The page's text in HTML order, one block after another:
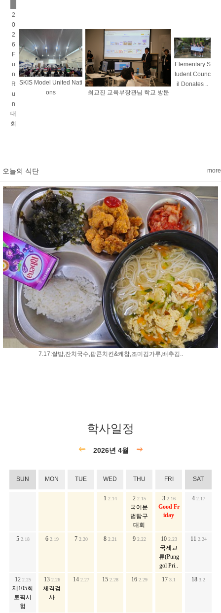
2
0
2
6
F
u
n
R
u
n
대
회
SKIS Model United Nati
ons
최교진 교육부장관님 학교 방문
Elementary S
tudent Counc
il Donates ..
오늘의 식단 more
7.17:쌀밥,잔치국수,팝콘치킨&케찹,조미김가루,배추김..
학사일정
2026년 4월
SUN MON TUE WED THU FRI SAT
1 2.14 2 2.15
국어문
법탐구
대회
3 2.16
Good Fr
iday
4 2.17
5 2.18 6 2.19 7 2.20 8 2.21 9 2.22 10 2.23
국제교
류(Pung
gol Pri..
11 2.24
12 2.25
제105회
토픽시
험
13 2.26
체격검
사
14 2.27 15 2.28 16 2.29 17 3.1 18 3.2